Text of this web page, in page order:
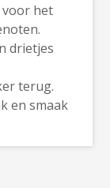
voor het
drietjes
terug.
en smaak